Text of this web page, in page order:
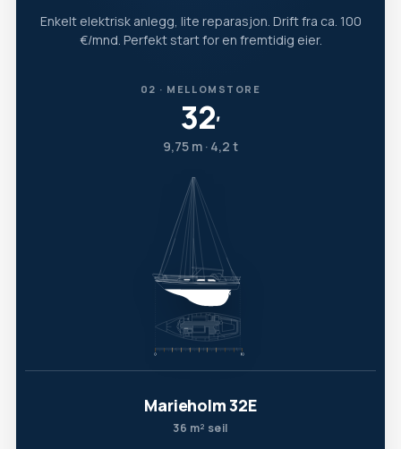
Enkelt elektrisk anlegg, lite reparasjon. Drift fra ca. 100
€/mnd. Perfekt start for en fremtidig eier.
02 · MELLOMSTORE
32′
9,75 m · 4,2 t
Marieholm 32E
36 m² seil